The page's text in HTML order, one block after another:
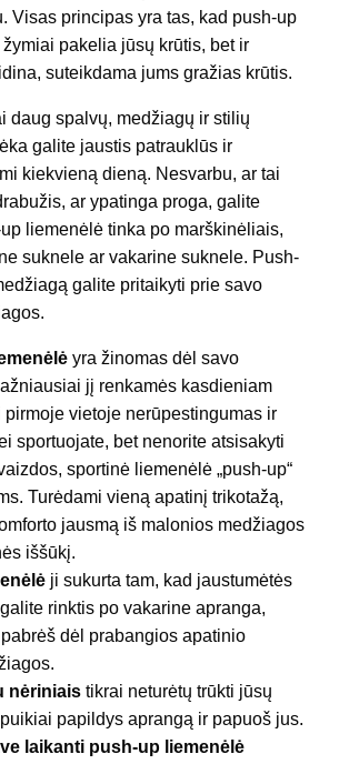
Visas principas yra tas, kad push-up
žymiai pakelia jūsų krūtis, bet ir
suteikdama jums gražias krūtis.
daug spalvų, medžiagų ir stilių
galite jaustis patrauklūs ir
kiekvieną dieną. Nesvarbu, ar tai
ar ypatinga proga, galite
liemenėlė tinka po marškinėliais,
suknele ar vakarine suknele. Push-
galite pritaikyti prie savo
yra žinomas dėl savo
jį renkamės kasdieniam
vietoje nerūpestingumas ir
sportuojate, bet nenorite atsisakyti
sportinė liemenėlė „push-up“
Turėdami vieną apatinį trikotažą,
jausmą iš malonios medžiagos
iššūkį.
ji sukurta tam, kad jaustumėtės
rinktis po vakarine apranga,
dėl prabangios apatinio
nėriniais tikrai neturėtų trūkti jūsų
papildys aprangą ir papuoš jus.
laikanti push-up liemenėlė